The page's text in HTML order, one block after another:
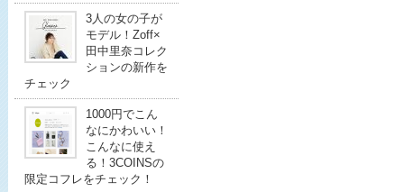
3人の女の子が
モデル！Zoff×
田中里奈コレク
ションの新作を
チェック
1000円でこん
なにかわいい！
こんなに使え
る！3COINSの
限定コフレをチェック！